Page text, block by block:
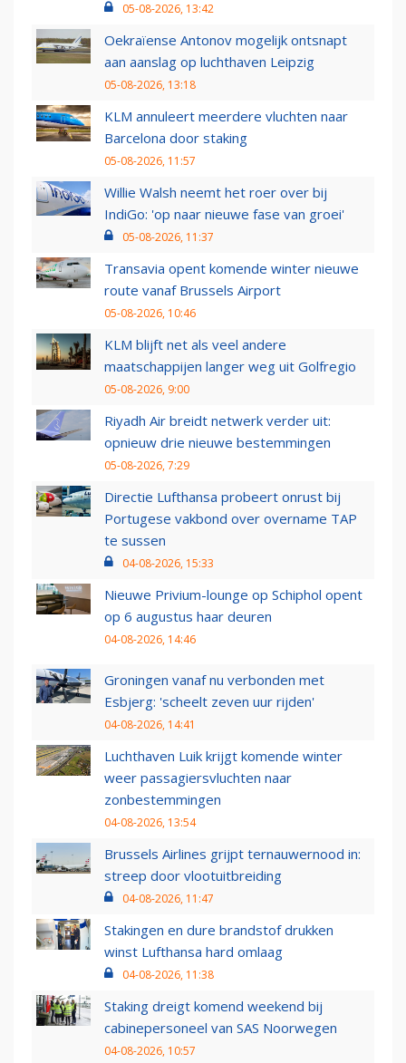
05-08-2026, 13:42
Oekraïense Antonov mogelijk ontsnapt
aan aanslag op luchthaven Leipzig
05-08-2026, 13:18
KLM annuleert meerdere vluchten naar
Barcelona door staking
05-08-2026, 11:57
Willie Walsh neemt het roer over bij
IndiGo: 'op naar nieuwe fase van groei'
05-08-2026, 11:37
Transavia opent komende winter nieuwe
route vanaf Brussels Airport
05-08-2026, 10:46
KLM blijft net als veel andere
maatschappijen langer weg uit Golfregio
05-08-2026, 9:00
Riyadh Air breidt netwerk verder uit:
opnieuw drie nieuwe bestemmingen
05-08-2026, 7:29
Directie Lufthansa probeert onrust bij
Portugese vakbond over overname TAP
te sussen
04-08-2026, 15:33
Nieuwe Privium-lounge op Schiphol opent
op 6 augustus haar deuren
04-08-2026, 14:46
Groningen vanaf nu verbonden met
Esbjerg: 'scheelt zeven uur rijden'
04-08-2026, 14:41
Luchthaven Luik krijgt komende winter
weer passagiersvluchten naar
zonbestemmingen
04-08-2026, 13:54
Brussels Airlines grijpt ternauwernood in:
streep door vlootuitbreiding
04-08-2026, 11:47
Stakingen en dure brandstof drukken
winst Lufthansa hard omlaag
04-08-2026, 11:38
Staking dreigt komend weekend bij
cabinepersoneel van SAS Noorwegen
04-08-2026, 10:57